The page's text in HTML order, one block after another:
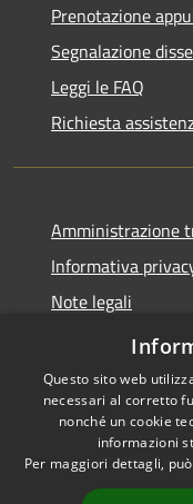
Prenotazione
Segnalazione
Leggi le FAQ
Richiesta
Amministrazione
Informativa
Note legali
Dichiarazione di
Accessibilità
Questo sito web
necessari al corretto
nonché un cookie
informazioni
Per maggiori dettagli,